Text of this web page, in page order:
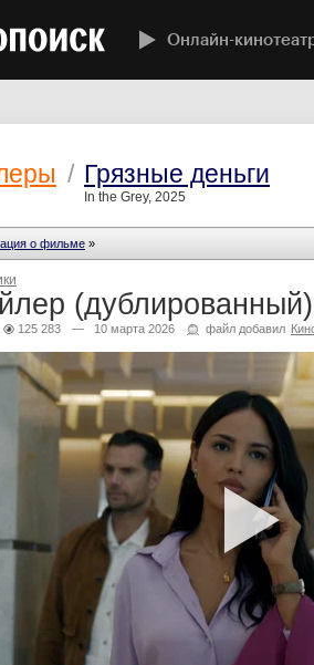
Онлайн-
/ Грязные деньги
In the Grey, 2025
о фильме »
(дублированный)
125 283 — 10 марта 2026 файл добавил